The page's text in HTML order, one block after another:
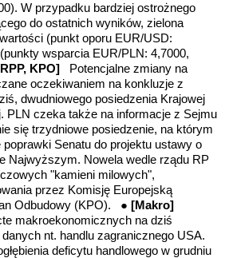
W przypadku bardziej ostrożnego
do ostatnich wyników, zielona
(punkt oporu EUR/USD:
wsparcia EUR/PLN: 4,7000,
KPO] Potencjalne zmiany na
oczekiwaniem na konkluzje z
dwudniowego posiedzenia Krajowej
PLN czeka także na informacje z Sejmu
się trzydniowe posiedzenie, na którym
Senatu do projektu ustawy o
Najwyższym. Nowela wedle rządu RP
"kamieni milowych",
przez Komisję Europejską
Odbudowy (KPO). ● [Makro]
makroekonomicznych na dziś
nt. handlu zagranicznego USA.
deficytu handlowego w grudniu